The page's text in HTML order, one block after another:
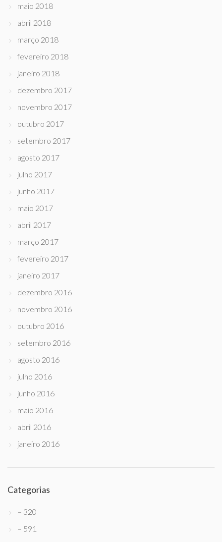
maio 2018
abril 2018
março 2018
fevereiro 2018
janeiro 2018
dezembro 2017
novembro 2017
outubro 2017
setembro 2017
agosto 2017
julho 2017
junho 2017
maio 2017
abril 2017
março 2017
fevereiro 2017
janeiro 2017
dezembro 2016
novembro 2016
outubro 2016
setembro 2016
agosto 2016
julho 2016
junho 2016
maio 2016
abril 2016
janeiro 2016
Categorias
– 320
– 591